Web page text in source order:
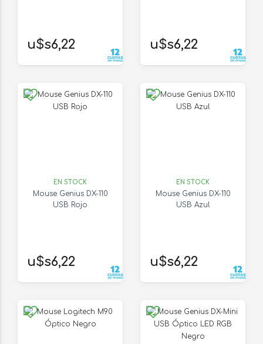
u$s6,22 u$s6,22
EN STOCK
Mouse Genius DX-110
USB Rojo
u$s6,22
EN STOCK
Mouse Genius DX-110
USB Azul
u$s6,22